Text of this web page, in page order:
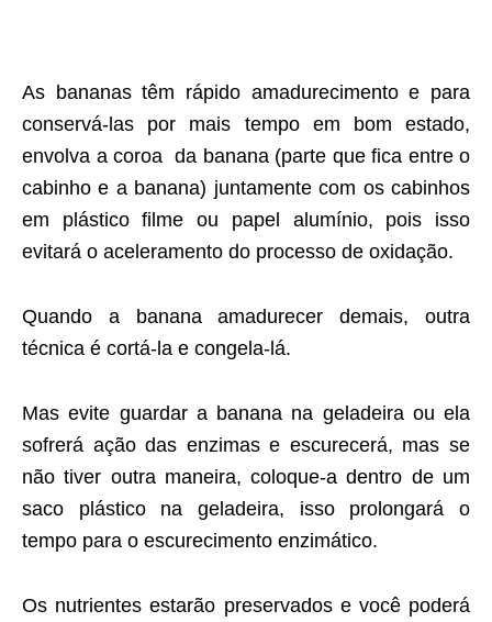
As bananas têm rápido amadurecimento e para
conservá-las por mais tempo em bom estado,
envolva a coroa da banana (parte que fica entre o
cabinho e a banana) juntamente com os cabinhos
em plástico filme ou papel alumínio, pois isso
evitará o aceleramento do processo de oxidação.
Quando a banana amadurecer demais, outra
técnica é cortá-la e congela-lá.
Mas evite guardar a banana na geladeira ou ela
sofrerá ação das enzimas e escurecerá, mas se
não tiver outra maneira, coloque-a dentro de um
saco plástico na geladeira, isso prolongará o
tempo para o escurecimento enzimático.
Os nutrientes estarão preservados e você poderá